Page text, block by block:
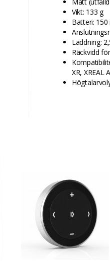
Vikt: 133 g
Batteri:
Laddning:
Räckvidd
XR, XREAL